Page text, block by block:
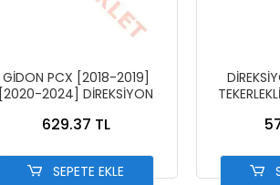
GİDON PCX [2018-2019]
[2020-2024] DİREKSİYON
629.37 TL
SEPETE EKLE